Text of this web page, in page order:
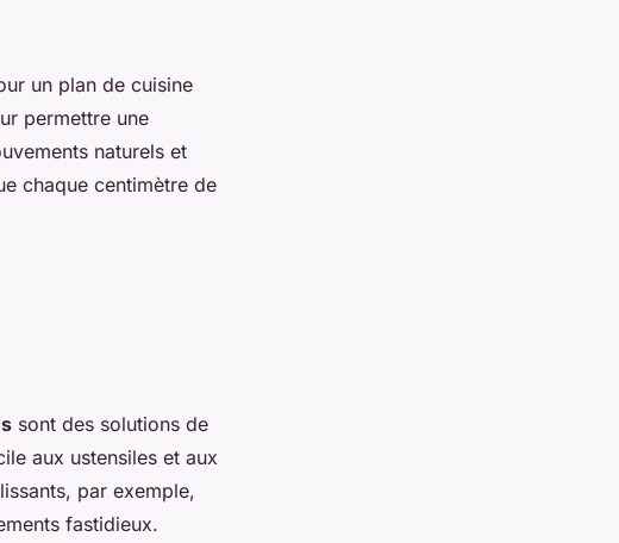
un plan de cuisine
permettre une
naturels et
chaque centimètre de
sont des solutions de
aux ustensiles et aux
par exemple,
fastidieux.